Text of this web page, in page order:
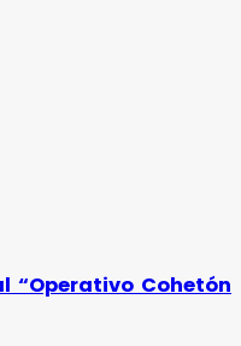
“Operativo Cohetón